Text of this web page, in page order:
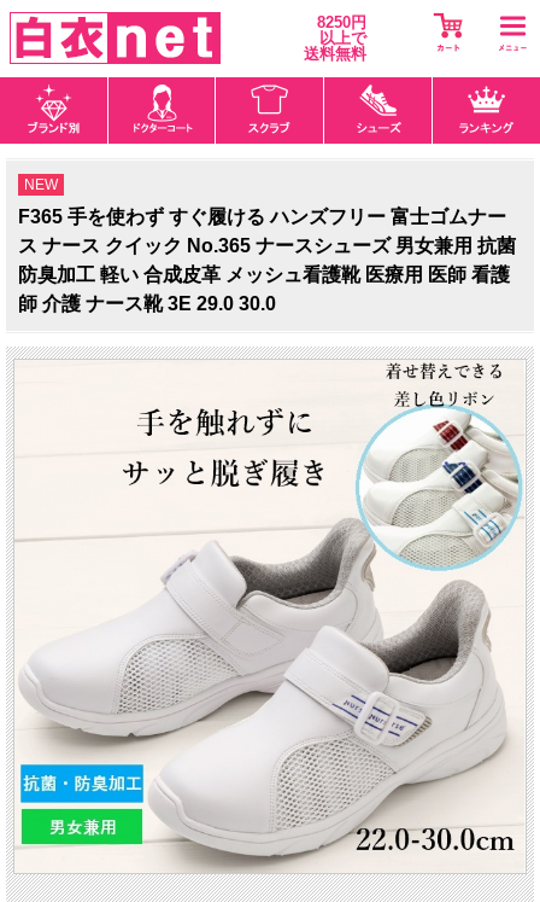
8250円
以上で
送料無料
NEW
F365 手を使わず すぐ履ける ハンズフリー 富士ゴムナー
ス ナース クイック No.365 ナースシューズ 男女兼用 抗菌
防臭加工 軽い 合成皮革 メッシュ看護靴 医療用 医師 看護
師 介護 ナース靴 3E 29.0 30.0